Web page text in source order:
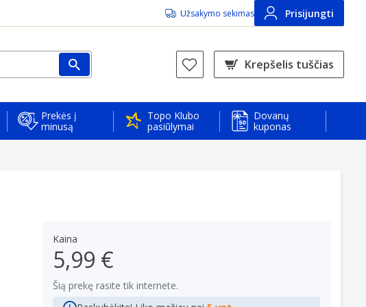
Užsakymo sekimas Prisijungti
Krepšelis tuščias
Prekės į
minusą
Topo Klubo
pasiūlymai
Dovanų
kuponas
Kaina
5,99 €
Šią prekę rasite tik internete.